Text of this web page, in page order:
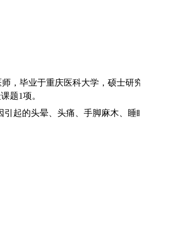
，毕业于重庆医科大学，硕士研究生；重庆
题1项。
引起的头晕、头痛、手脚麻木、睡眠障碍，重